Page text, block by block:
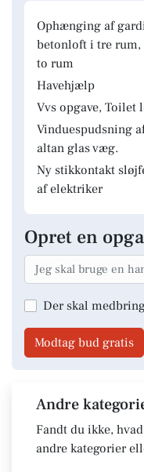
Ophænging af
betonloft i tre
to rum
Havehjælp
Vvs opgave, Toilet
Vinduespudsning
altan glas væg.
Ny stikkontakt
af elektriker
Opret en
Der skal
Modtag bud gratis
Andre
Fandt du ikke,
andre kategorier